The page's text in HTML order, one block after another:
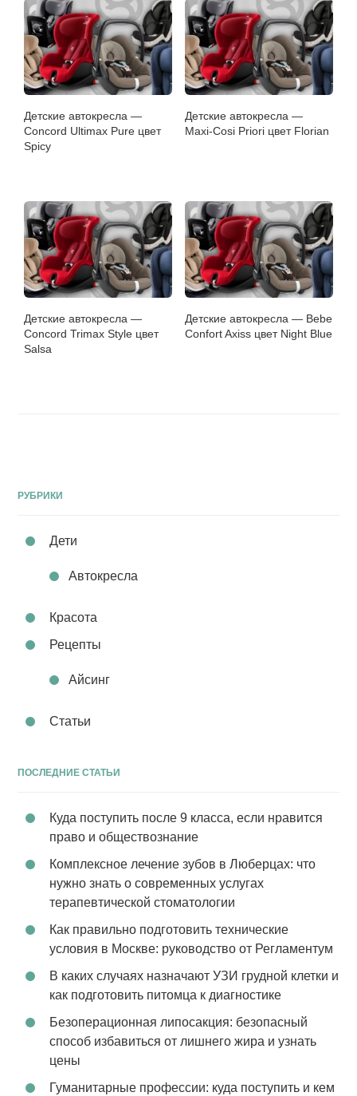
Детские автокресла —
Concord Ultimax Pure цвет
Spicy
Детские автокресла —
Maxi-Cosi Priori цвет Florian
Детские автокресла —
Concord Trimax Style цвет
Salsa
Детские автокресла — Bebe
Confort Axiss цвет Night Blue
РУБРИКИ
Дети
Автокресла
Красота
Рецепты
Айсинг
Статьи
ПОСЛЕДНИЕ СТАТЬИ
Куда поступить после 9 класса, если нравится
право и обществознание
Комплексное лечение зубов в Люберцах: что
нужно знать о современных услугах
терапевтической стоматологии
Как правильно подготовить технические
условия в Москве: руководство от Регламентум
В каких случаях назначают УЗИ грудной клетки и
как подготовить питомца к диагностике
Безоперационная липосакция: безопасный
способ избавиться от лишнего жира и узнать
цены
Гуманитарные профессии: куда поступить и кем